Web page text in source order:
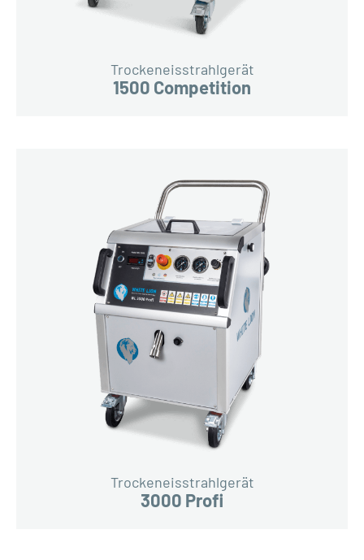
Trockeneisstrahlgerät
1500 Competition
Trockeneisstrahlgerät
3000 Profi